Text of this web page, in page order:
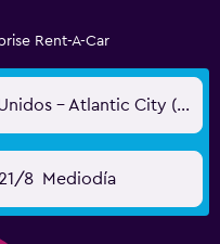
Rent-A-Car
Atlantic City, NJ, Estados Unidos - Atlantic City (ACY)
8 Mediodía